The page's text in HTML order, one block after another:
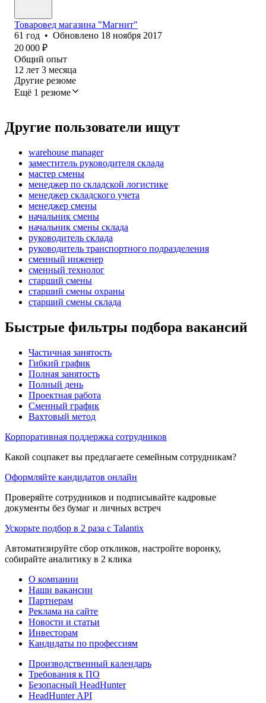
Товаровед магазина "Магнит"
61 год • Обновлено 18 ноября 2017
20 000 ₽
Общий опыт
12 лет 3 месяца
Другие резюме
Ещё 1 резюме
Другие пользователи ищут
warehouse manager
заместитель руководителя склада
мастер смены
менеджер по складской логистике
менеджер складского учета
менеджер смены
начальник смены
начальник смены склада
руководитель склада
руководитель транспортного подразделения
сменный инженер
сменный технолог
старший смены
старший смены охраны
старший смены склада
Быстрые фильтры подбора вакансий
Частичная занятость
Гибкий график
Полная занятость
Полный день
Проектная работа
Сменный график
Вахтовый метод
Корпоративная поддержка сотрудников
Какой соцпакет вы предлагаете семейным сотрудникам?
Оформляйте кандидатов онлайн
Проверяйте сотрудников и подписывайте кадровые
документы без бумаг и личных встреч
Ускорьте подбор в 2 раза с Talantix
Автоматизируйте сбор откликов, настройте воронку,
собирайте аналитику в 2 клика
О компании
Наши вакансии
Партнерам
Реклама на сайте
Новости и статьи
Инвесторам
Кандидаты по профессиям
Производственный календарь
Требования к ПО
Безопасный HeadHunter
HeadHunter API